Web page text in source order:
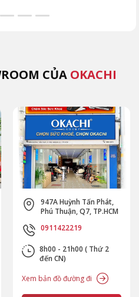
CỦA OKACHI
947A Huỳnh Tấn Phát,
Phú Thuận, Q7, TP.HCM
0911422219
8h00 - 21h00 ( Thứ 2
đến CN)
Xem bản đồ đường đi